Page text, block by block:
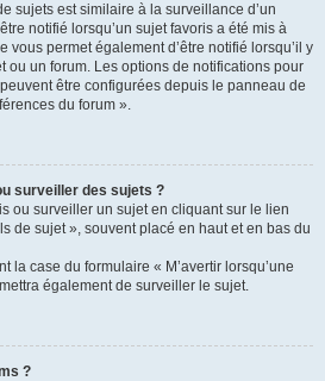
sujets est similaire à la surveillance d’un
notifié lorsqu’un sujet favoris a été mis à
vous permet également d’être notifié lorsqu’il y
ou un forum. Les options de notifications pour
être configurées depuis le panneau de
du forum ».
surveiller des sujets ?
ou surveiller un sujet en cliquant sur le lien
de sujet », souvent placé en haut et en bas du
la case du formulaire « M’avertir lorsqu’une
également de surveiller le sujet.
?